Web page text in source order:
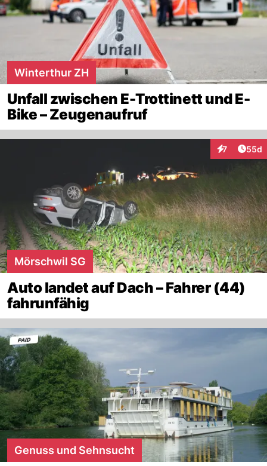
Winterthur ZH
Unfall zwischen E-Trottinett und E-
Bike – Zeugenaufruf
7
Interaktionen
55d
Mörschwil SG
Auto landet auf Dach – Fahrer (44)
fahrunfähig
Genuss und Sehnsucht